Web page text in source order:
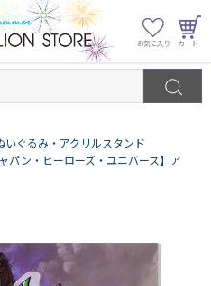
いぐるみ・アクリルスタンド
パン・ヒーローズ・ユニバース】ア